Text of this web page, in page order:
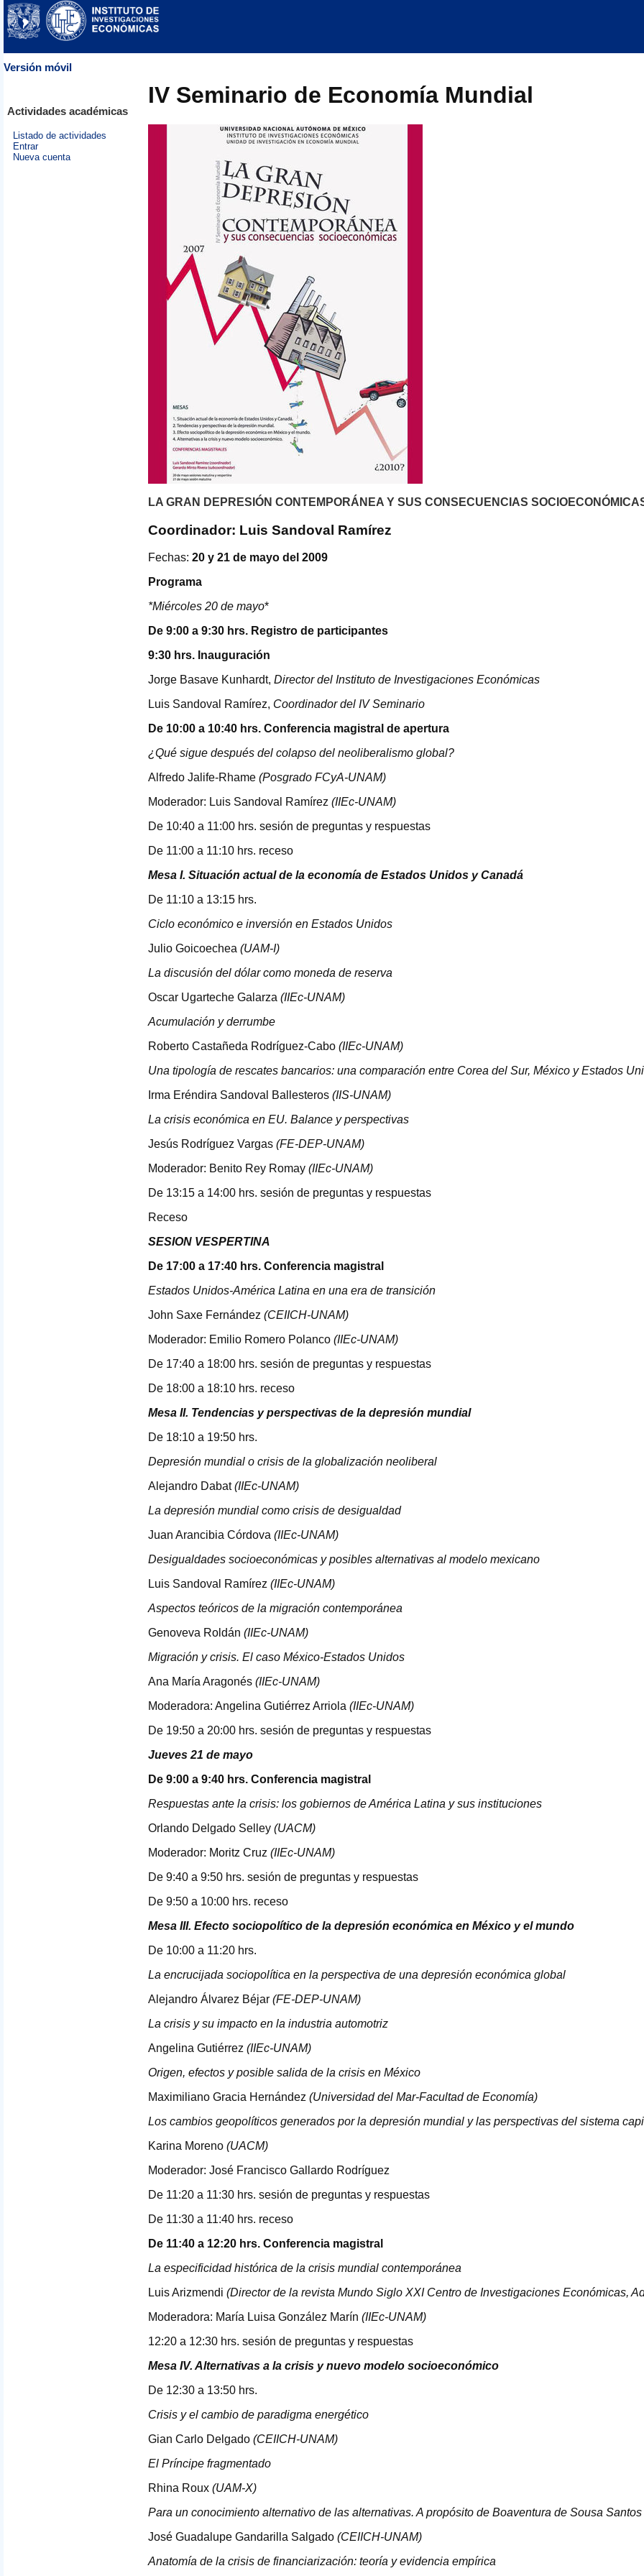
Versión móvil
Actividades académicas
Listado de actividades
Entrar
Nueva cuenta
IV Seminario de Economía Mundial
LA GRAN DEPRESIÓN CONTEMPORÁNEA Y SUS CONSECUENCIAS
Coordinador: Luis Sandoval Ramírez
Fechas: 20 y 21 de mayo del 2009
Programa
*Miércoles 20 de mayo*
De 9:00 a 9:30 hrs. Registro de participantes
9:30 hrs. Inauguración
Jorge Basave Kunhardt, Director del Instituto de Investigaciones Económicas
Luis Sandoval Ramírez, Coordinador del IV Seminario
De 10:00 a 10:40 hrs. Conferencia magistral de apertura
¿Qué sigue después del colapso del neoliberalismo global?
Alfredo Jalife-Rhame (Posgrado FCyA-UNAM)
Moderador: Luis Sandoval Ramírez (IIEc-UNAM)
De 10:40 a 11:00 hrs. sesión de preguntas y respuestas
De 11:00 a 11:10 hrs. receso
Mesa I. Situación actual de la economía de Estados Unidos y Canadá
De 11:10 a 13:15 hrs.
Ciclo económico e inversión en Estados Unidos
Julio Goicoechea (UAM-I)
La discusión del dólar como moneda de reserva
Oscar Ugarteche Galarza (IIEc-UNAM)
Acumulación y derrumbe
Roberto Castañeda Rodríguez-Cabo (IIEc-UNAM)
Una tipología de rescates bancarios: una comparación entre Corea del Sur, México y Estados
Irma Eréndira Sandoval Ballesteros (IIS-UNAM)
La crisis económica en EU. Balance y perspectivas
Jesús Rodríguez Vargas (FE-DEP-UNAM)
Moderador: Benito Rey Romay (IIEc-UNAM)
De 13:15 a 14:00 hrs. sesión de preguntas y respuestas
Receso
SESION VESPERTINA
De 17:00 a 17:40 hrs. Conferencia magistral
Estados Unidos-América Latina en una era de transición
John Saxe Fernández (CEIICH-UNAM)
Moderador: Emilio Romero Polanco (IIEc-UNAM)
De 17:40 a 18:00 hrs. sesión de preguntas y respuestas
De 18:00 a 18:10 hrs. receso
Mesa II. Tendencias y perspectivas de la depresión mundial
De 18:10 a 19:50 hrs.
Depresión mundial o crisis de la globalización neoliberal
Alejandro Dabat(IIEc-UNAM)
La depresión mundial como crisis de desigualdad
Juan Arancibia Córdova (IIEc-UNAM)
Desigualdades socioeconómicas y posibles alternativas al modelo mexicano
Luis Sandoval Ramírez (IIEc-UNAM)
Aspectos teóricos de la migración contemporánea
Genoveva Roldán (IIEc-UNAM)
Migración y crisis. El caso México-Estados Unidos
Ana María Aragonés (IIEc-UNAM)
Moderadora: Angelina Gutiérrez Arriola (IIEc-UNAM)
De 19:50 a 20:00 hrs. sesión de preguntas y respuestas
Jueves 21 de mayo
De 9:00 a 9:40 hrs. Conferencia magistral
Respuestas ante la crisis: los gobiernos de América Latina y sus instituciones
Orlando Delgado Selley (UACM)
Moderador: Moritz Cruz (IIEc-UNAM)
De 9:40 a 9:50 hrs. sesión de preguntas y respuestas
De 9:50 a 10:00 hrs. receso
Mesa III. Efecto sociopolítico de la depresión económica en México y el mundo
De 10:00 a 11:20 hrs.
La encrucijada sociopolítica en la perspectiva de una depresión económica global
Alejandro Álvarez Béjar (FE-DEP-UNAM)
La crisis y su impacto en la industria automotriz
Angelina Gutiérrez (IIEc-UNAM)
Origen, efectos y posible salida de la crisis en México
Maximiliano Gracia Hernández (Universidad del Mar-Facultad de Economía)
Los cambios geopolíticos generados por la depresión mundial y las perspectivas del sistema
Karina Moreno (UACM)
Moderador: José Francisco Gallardo Rodríguez
De 11:20 a 11:30 hrs. sesión de preguntas y respuestas
De 11:30 a 11:40 hrs. receso
De 11:40 a 12:20 hrs. Conferencia magistral
La especificidad histórica de la crisis mundial contemporánea
Luis Arizmendi (Director de la revista Mundo Siglo XXICentro de Investigaciones Económicas,
Moderadora: María Luisa González Marín (IIEc-UNAM)
12:20 a 12:30 hrs. sesión de preguntas y respuestas
Mesa IV. Alternativas a la crisis y nuevo modelo socioeconómico
De 12:30 a 13:50 hrs.
Crisis y el cambio de paradigma energético
Gian Carlo Delgado (CEIICH-UNAM)
El Príncipe fragmentado
Rhina Roux (UAM-X)
Para un conocimiento alternativo de las alternativas. A propósito de Boaventura de Sousa Santos
José Guadalupe Gandarilla Salgado (CEIICH-UNAM)
Anatomía de la crisis de financiarización: teoría y evidencia empírica